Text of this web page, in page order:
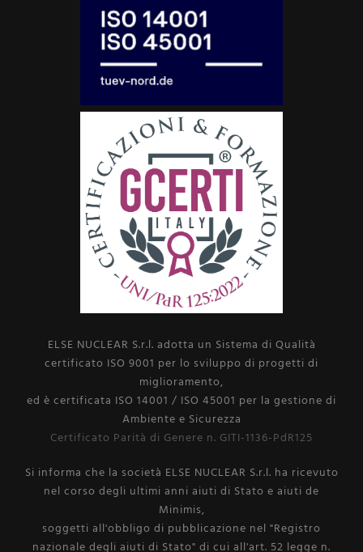
ELSE NUCLEAR S.r.l. adotta un Sistema di Qualità
certificato ISO 9001 per lo sviluppo di progetti di
miglioramento,
ed è certificata ISO 14001 / ISO 45001 per la gestione di
Ambiente e Sicurezza
Certificato Parità di Genere n. GITI-1136-PdR125
Si informa che la società ELSE NUCLEAR S.r.l. ha ricevuto
nel corso degli ultimi anni aiuti di Stato e aiuti de
Minimis,
soggetti all'obbligo di pubblicazione nel "Registro
nazionale degli aiuti di Stato" di cui all'art. 52 legge n.